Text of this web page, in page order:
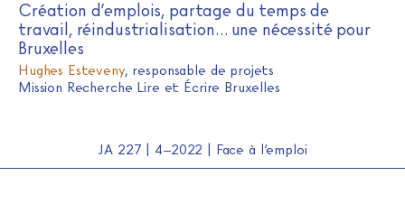
Création d’emplois, partage du temps de
travail, réindustrialisation… une nécessité pour
Bruxelles
Hughes Esteveny, responsable de projets
Mission Recherche Lire et Écrire Bruxelles
JA 227 | 4–2022 | Face à l’emploi